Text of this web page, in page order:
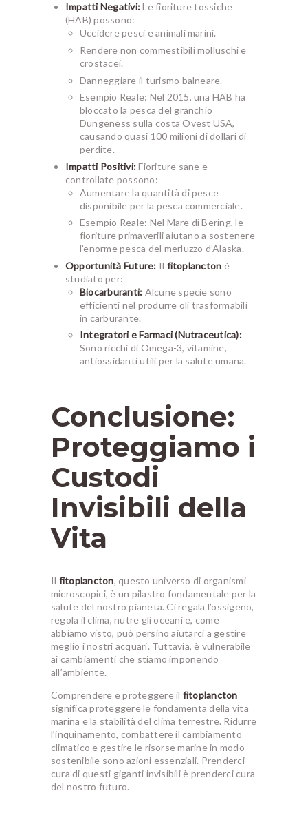
Impatti Negativi:Le fioriture tossiche
(HAB) possono:
Uccidere pesci e animali marini.
Rendere non commestibili molluschi e
crostacei.
Danneggiare il turismo balneare.
Esempio Reale: Nel 2015, una HAB ha
bloccato la pesca del granchio
Dungeness sulla costa Ovest USA,
causando quasi 100 milioni di dollari di
perdite.
Impatti Positivi:Fioriture sane e
controllate possono:
Aumentare la quantità di pesce
disponibile per la pesca commerciale.
Esempio Reale: Nel Mare di Bering, le
fioriture primaverili aiutano a sostenere
l’enorme pesca del merluzzo d’Alaska.
Opportunità Future: Il fitoplancton è
studiato per:
Biocarburanti: Alcune specie sono
efficienti nel produrre oli trasformabili
in carburante.
Integratori e Farmaci (Nutraceutica):
Sono ricchi di Omega-3, vitamine,
antiossidanti utili per la salute umana.
Conclusione:
Proteggiamo i
Custodi
Invisibili della
Vita
Il fitoplancton, questo universo di organismi
microscopici, è un pilastro fondamentale per la
salute del nostro pianeta. Ci regala l’ossigeno,
regola il clima, nutre gli oceani e, come
abbiamo visto, può persino aiutarci a gestire
meglio i nostri acquari. Tuttavia, è vulnerabile
ai cambiamenti che stiamo imponendo
all’ambiente.
Comprendere e proteggere il fitoplancton
significa proteggere le fondamenta della vita
marina e la stabilità del clima terrestre. Ridurre
l’inquinamento, combattere il cambiamento
climatico e gestire le risorse marine in modo
sostenibile sono azioni essenziali. Prenderci
cura di questi giganti invisibili è prenderci cura
del nostro futuro.